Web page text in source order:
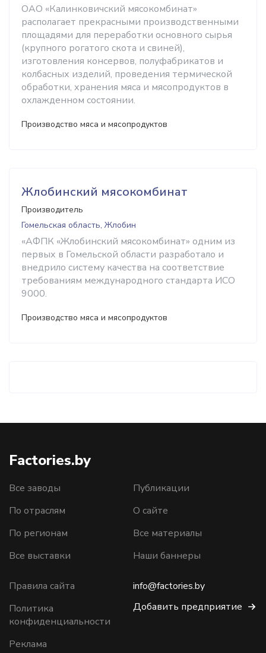
ОАО «Калинковичский мясокомбинат»
располагает прекрасными производственными
площадями для переработки основного сырья
(крупного рогатого скота и свиней),
изготовления консервов, полуфабрикатов и
колбасных изделий, проведения термической
обработки, хранения мяса и мясопродуктов в
охлажденном состоянии.
Производство мяса и мясопродуктов
Жлобинский мясокомбинат
Производитель
Гомельская область, Жлобин
«АФПК «Жлобинский мясокомбинат» одним из
первых в Гомельской области разработало и
внедрило систему качества на соответствие
требованиям международного стандарта ИСО
9000.
Производство мяса и мясопродуктов
Factories.by
Все заводы
По отраслям
По регионам
Все выставки
Публикации
О сайте
Все материалы
Наши баннеры
Правила сайта
Политика
конфиденциальности
Реклама
info@factories.by
Добавить предприятие